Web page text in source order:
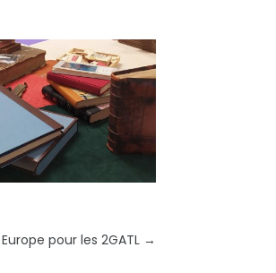
pour les 2GATL→